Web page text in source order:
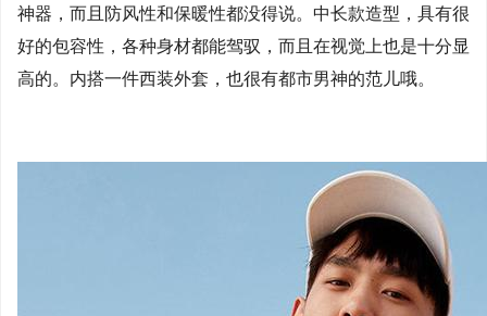
神器，而且防风性和保暖性都没得说。中长款造型，具有很
好的包容性，各种身材都能驾驭，而且在视觉上也是十分显
高的。内搭一件西装外套，也很有都市男神的范儿哦。